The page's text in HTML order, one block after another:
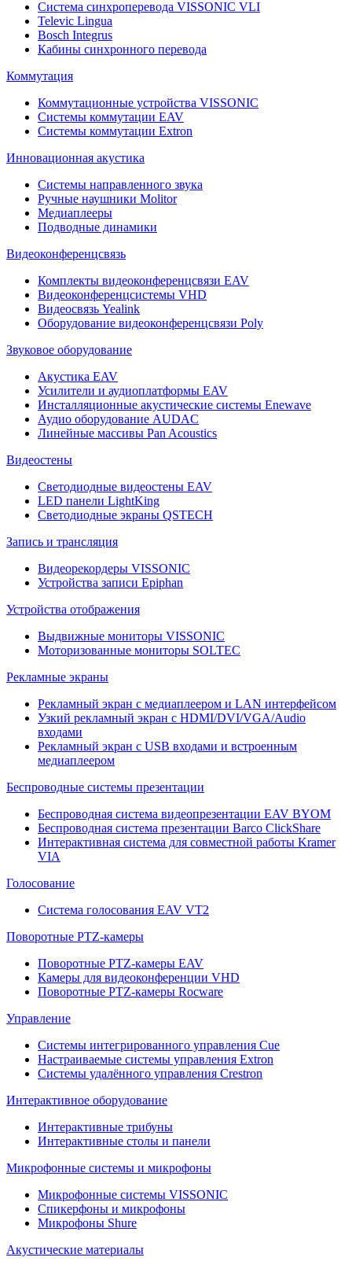
Система синхроперевода VISSONIC VLI
Televic Lingua
Bosch Integrus
Кабины синхронного перевода
Коммутация
Коммутационные устройства VISSONIC
Системы коммутации EAV
Системы коммутации Extron
Инновационная акустика
Системы направленного звука
Ручные наушники Molitor
Медиаплееры
Подводные динамики
Видеоконференцсвязь
Комплекты видеоконференцсвязи EAV
Видеоконференцсистемы VHD
Видеосвязь Yealink
Оборудование видеоконференцсвязи Poly
Звуковое оборудование
Акустика EAV
Усилители и аудиоплатформы EAV
Инсталляционные акустические системы Enewave
Аудио оборудование AUDAC
Линейные массивы Pan Acoustics
Видеостены
Светодиодные видеостены EAV
LED панели LightKing
Светодиодные экраны QSTECH
Запись и трансляция
Видеорекордеры VISSONIC
Устройства записи Epiphan
Устройства отображения
Выдвижные мониторы VISSONIC
Моторизованные мониторы SOLTEC
Рекламные экраны
Рекламный экран с медиаплеером и LAN интерфейсом
Узкий рекламный экран с HDMI/DVI/VGA/Audio
входами
Рекламный экран с USB входами и встроенным
медиаплеером
Беспроводные системы презентации
Беспроводная система видеопрезентации EAV BYOM
Беспроводная система презентации Barco ClickShare
Интерактивная система для совместной работы Kramer
VIA
Голосование
Система голосования EAV VT2
Поворотные PTZ-камеры
Поворотные PTZ-камеры EAV
Камеры для видеоконференции VHD
Поворотные PTZ-камеры Rocware
Управление
Системы интегрированного управления Cue
Настраиваемые системы управления Extron
Системы удалённого управления Crestron
Интерактивное оборудование
Интерактивные трибуны
Интерактивные столы и панели
Микрофонные системы и микрофоны
Микрофонные системы VISSONIC
Спикерфоны и микрофоны
Микрофоны Shure
Акустические материалы